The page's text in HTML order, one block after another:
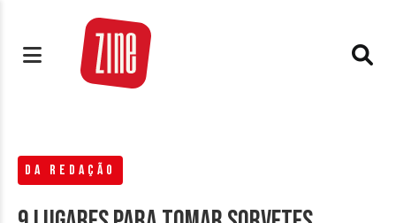
DA REDAÇÃO